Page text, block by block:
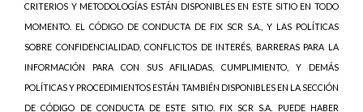
CRITERIOS Y METODOLOGÍAS ESTÁN DISPONIBLES EN ESTE SITIO EN TODO
MOMENTO. EL CÓDIGO DE CONDUCTA DE FIX SCR S.A., Y LAS POLÍTICAS
SOBRE CONFIDENCIALIDAD, CONFLICTOS DE INTERÉS, BARRERAS PARA LA
INFORMACIÓN PARA CON SUS AFILIADAS, CUMPLIMIENTO, Y DEMÁS
POLÍTICAS Y PROCEDIMIENTOS ESTÁN TAMBIÉN DISPONIBLES EN LA SECCIÓN
DE CÓDIGO DE CONDUCTA DE ESTE SITIO. FIX SCR S.A. PUEDE HABER